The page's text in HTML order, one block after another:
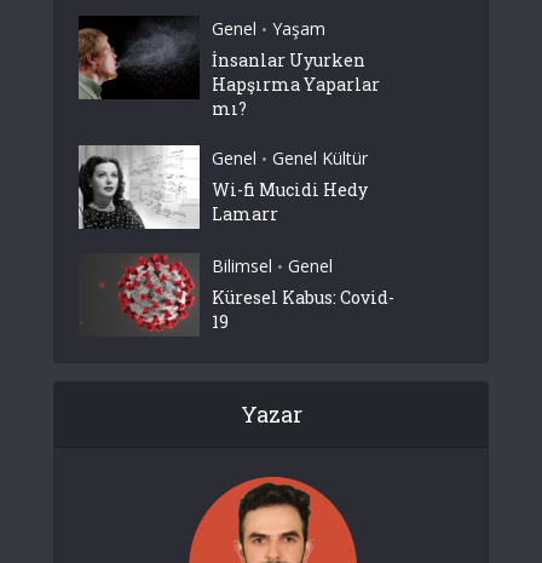
Genel • Yaşam
İnsanlar Uyurken
Hapşırma Yaparlar
mı?
Genel • Genel Kültür
Wi-fi Mucidi Hedy
Lamarr
Bilimsel • Genel
Küresel Kabus: Covid-
19
Yazar